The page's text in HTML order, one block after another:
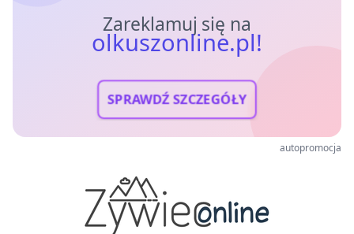
Zareklamuj się na
olkuszonline.pl!
SPRAWDŹ SZCZEGÓŁY
autopromocja